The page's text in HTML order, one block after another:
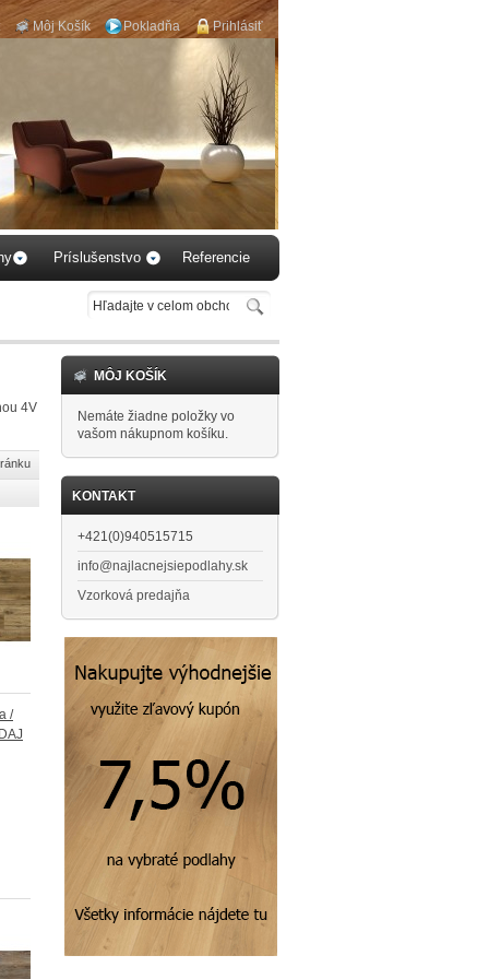
Môj Košík Pokladňa Prihlásiť
Príslušenstvo Referencie
4V
/
MÔJ KOŠÍK
Nemáte žiadne položky vo
vašom nákupnom košíku.
KONTAKT
+421(0)940515715
info@najlacnejsiepodlahy.sk
Vzorková predajňa